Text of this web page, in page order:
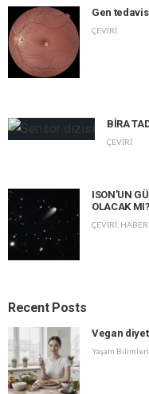
Gen
ÇEVİRİ
BİRA
ÇEVİRİ
ISON’UN
OLACAK MI?
ÇEVİRİ HABER
Recent Posts
Vegan
Yaşam Bilimleri